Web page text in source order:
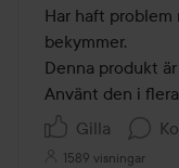
av
5
Har haft
bekymmer.
Denna produkt
Använt den i
Gilla
1589 visningar